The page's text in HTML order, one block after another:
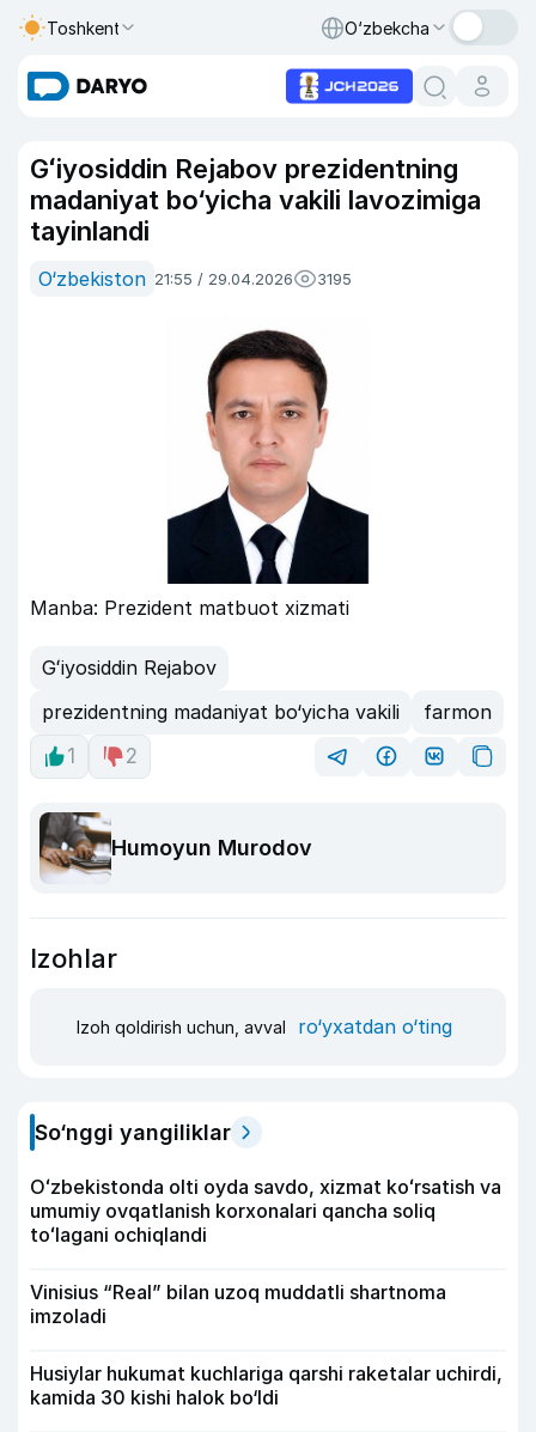
Toshkent O‘zbekcha
Gʻiyosiddin Rejabov prezidentning
madaniyat bo‘yicha vakili lavozimiga
tayinlandi
O‘zbekiston 21:55 / 29.04.2026 3195
Manba: Prezident matbuot xizmati
Gʻiyosiddin Rejabov
prezidentning madaniyat bo‘yicha vakili
farmon
1
2
Humoyun Murodov
Izohlar
Izoh qoldirish uchun, avval ro‘yxatdan o‘ting
So‘nggi yangiliklar
Oʻzbekistonda olti oyda savdo, xizmat koʻrsatish va
umumiy ovqatlanish korxonalari qancha soliq
toʻlagani ochiqlandi
Vinisius “Real” bilan uzoq muddatli shartnoma
imzoladi
Husiylar hukumat kuchlariga qarshi raketalar uchirdi,
kamida 30 kishi halok bo‘ldi